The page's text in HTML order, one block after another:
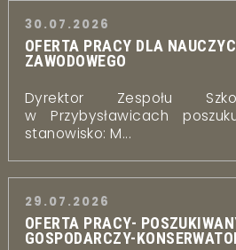
30.07.2026
OFERTA PRACY DLA
ZAWODOWEGO
Dyrektor Zespołu
w Przybysławicach
stanowisko: M...
29.07.2026
OFERTA PRACY-
GOSPODARCZY-